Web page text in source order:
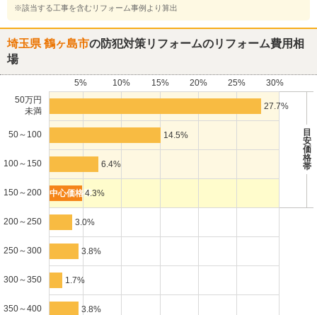
※該当する工事を含むリフォーム事例より算出
埼玉県 鶴ヶ島市の防犯対策リフォームのリフォーム費用相
場
5% 10% 15% 20% 25%
30%
50万円
未満
27.7%
目
安
価
格
帯
50～100 14.5%
100～150 6.4%
150～200 4.3%
200～250 3.0%
250～300 3.8%
300～350 1.7%
350～400 3.8%